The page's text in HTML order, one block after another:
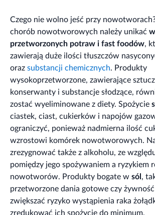
Czego nie wolno jeść przy
chorób nowotworowych należy unikać
przetworzonych potraw i fast foodów,
zawierają duże ilości tłuszczów
oraz substancji chemicznych. Produkty
wysokoprzetworzone, zawierające
konserwanty i substancje słodzące,
zostać wyeliminowane z diety. Spożycie
ciastek, ciast, cukierków i napojów
ograniczyć, ponieważ nadmierna ilość
wzrostowi komórek nowotworowych.
zrezygnować także z alkoholu, ze
pomiędzy jego spożywaniem a ryzykiem
nowotworów. Produkty bogate w sól ,
przetworzone dania gotowe czy
zwiększać ryzyko wystąpienia raka
zredukować ich spożycie do minimum.